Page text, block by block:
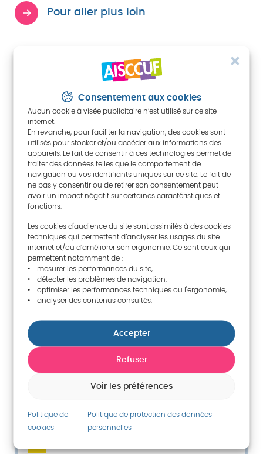
Consentement aux cookies
Aucun cookie à visée publicitaire n’est utilisé sur ce site
internet.
En revanche, pour faciliter la navigation, des cookies sont
utilisés pour stocker et/ou accéder aux informations des
appareils. Le fait de consentir à ces technologies permet de
traiter des données telles que le comportement de
navigation ou vos identifiants uniques sur ce site. Le fait de
ne pas y consentir ou de retirer son consentement peut
avoir un impact négatif sur certaines caractéristiques et
fonctions.
Les cookies d'audience du site sont assimilés à des cookies
techniques qui permettent d’analyser les usages du site
internet et/ou d’améliorer son ergonomie. Ce sont ceux qui
permettent notamment de :
• mesurer les performances du site,
• détecter les problèmes de navigation,
• optimiser les performances techniques ou l'ergonomie,
• analyser des contenus consultés.
Accepter
Refuser
Voir les préférences
Politique de
cookies
Politique de protection des données
personnelles
Pour aller plus loin
faveur des Objectifs de développement
durable - INTOSAI Journal
À télécharger
L'engagement des ISC en faveur des ODD, pdf
17 Mo
RETOUR
SUR LE MÊME THÈME